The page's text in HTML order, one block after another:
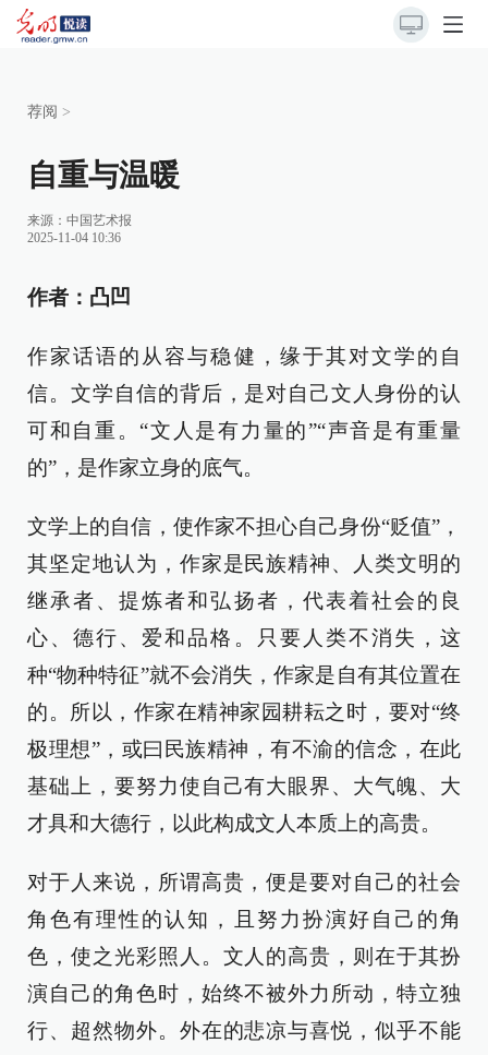
荐阅 >
自重与温暖
来源： 中国艺术报
2025-11-04 10:36
作者：凸凹
作家话语的从容与稳健，缘于其对文学的自
信。文学自信的背后，是对自己文人身份的认
可和自重。“文人是有力量的”“声音是有重量
的”，是作家立身的底气。
文学上的自信，使作家不担心自己身份“贬值”，
其坚定地认为，作家是民族精神、人类文明的
继承者、提炼者和弘扬者，代表着社会的良
心、德行、爱和品格。只要人类不消失，这
种“物种特征”就不会消失，作家是自有其位置在
的。所以，作家在精神家园耕耘之时，要对“终
极理想”，或曰民族精神，有不渝的信念，在此
基础上，要努力使自己有大眼界、大气魄、大
才具和大德行，以此构成文人本质上的高贵。
对于人来说，所谓高贵，便是要对自己的社会
角色有理性的认知，且努力扮演好自己的角
色，使之光彩照人。文人的高贵，则在于其扮
演自己的角色时，始终不被外力所动，特立独
行、超然物外。外在的悲凉与喜悦，似乎不能